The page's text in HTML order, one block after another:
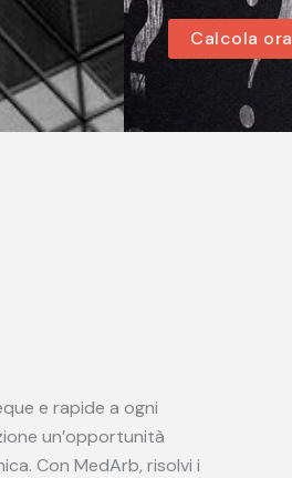
Calcola ora
e rapide a ogni
un’opportunità
Con MedArb, risolvi i